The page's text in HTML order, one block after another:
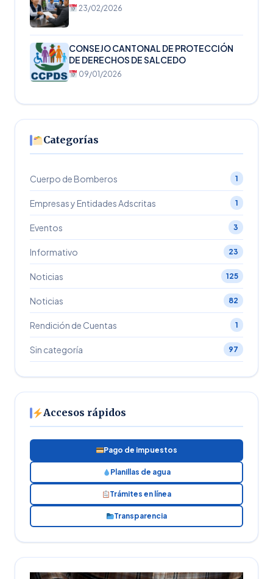
23/02/2026
CONSEJO CANTONAL DE PROTECCIÓN
DE DERECHOS DE SALCEDO
09/01/2026
Categorías
Cuerpo de Bomberos 1
Empresas y Entidades Adscritas 1
Eventos 3
Informativo 23
Noticias 125
Noticias 82
Rendición de Cuentas 1
Sin categoría 97
Accesos rápidos
Pago de impuestos
Planillas de agua
Trámites en línea
Transparencia